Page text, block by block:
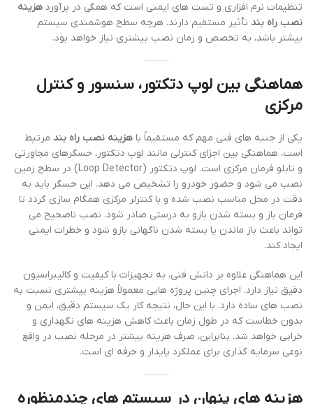
تنظیمات نرم افزاری و تست های ایمنی است که همگی در برآورد هزینه
نصب راه بند تأثیر مستقیم دارند. هرچه سطح هوشمندی سیستم
بیشتر باشد، به تخصص و زمان نصب بیشتری نیاز خواهد بود.
هماهنگی بین لوپ دتکتور، سنسور و کنترل
مرکزی
یکی از جنبه های فنی مهم که مستقیماً با هزینه نصب راه بند مرتبط
است، هماهنگی بین اجزای کنترلی مانند لوپ دتکتور، حسگرهای مجاورتی
و تابلو فرمان مرکزی است. لوپ دتکتور (Loop Detector) در سطح زمین
نصب می شود و حضور خودرو را تشخیص می دهد. این حسگر باید به
دقت در محل مناسب نصب شده و با کنترلر مرکزی همگام سازی گردد تا
فرمان باز و بسته شدن بازو به درستی صادر شود. نصب ناصحیح می
تواند باعث باز ماندن یا بسته شدن ناگهانی بازو شود و خطرات ایمنی
ایجاد کند.
این هماهنگی علاوه بر دانش فنی، به تجهیزات با کیفیت و کالیبراسیون
دقیق نیاز دارد. اجرای چنین پروژه هایی معمولاً هزینه بیشتری نسبت به
نصب های ساده دارد. با این حال، نتیجه کار یک سیستم دقیق، ایمن و
بدون خطاست که در طول زمان باعث کاهش هزینه های نگهداری و
خرابی خواهد شد. بنابراین، صرف هزینه بیشتر در مرحله نصب در واقع
نوعی سرمایه گذاری برای عملکرد پایدار و حرفه ای است.
هزینه های پنهان در سیستم های چندمنظوره